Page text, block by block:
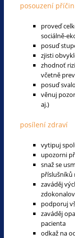
posouzení
proveď
sociálně-
posuď
zjisti
zhodnoť
včetně
posuď
věnuj
aj.)
posílení zdraví
vytipuj
upozorni
snaž se
příslušníků
zaváděj
podporuj
zaváděj
pacienta
odkaž na